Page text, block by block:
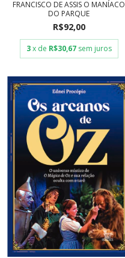
FRANCISCO DE ASSIS O MANÍACO
DO PARQUE
R$92,00
3 x de R$30,67 sem juros